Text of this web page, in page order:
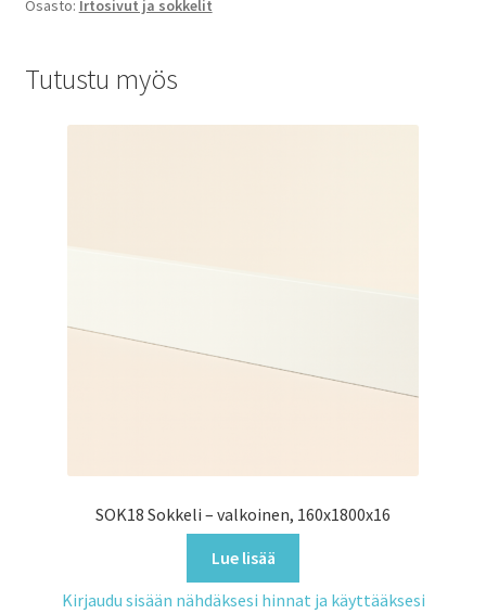
Osasto: Irtosivut ja sokkelit
Tutustu myös
SOK18 Sokkeli – valkoinen, 160x1800x16
Lue lisää
Kirjaudu sisään nähdäksesi hinnat ja käyttääksesi